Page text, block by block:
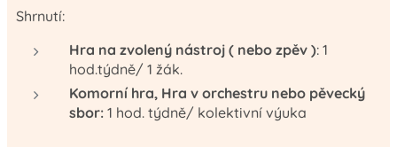
Shrnutí:
Hra na zvolený nástroj ( nebo zpěv ): 1
hod.týdně/ 1 žák.
Komorní hra, Hra v orchestru nebo pěvecký
sbor: 1 hod. týdně/ kolektivní výuka